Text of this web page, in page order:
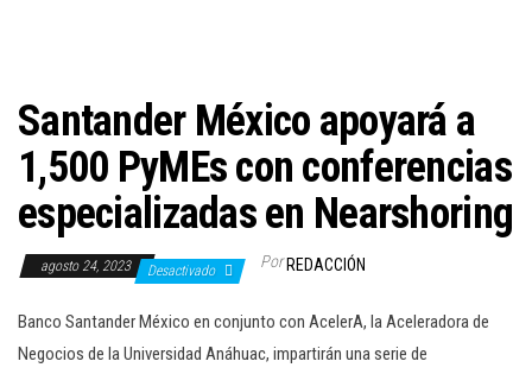
Santander México apoyará a
1,500 PyMEs con conferencias
especializadas en Nearshoring
agosto 24, 2023 Desactivado Por REDACCIÓN
Banco Santander México en conjunto con AcelerA, la Aceleradora de
Negocios de la Universidad Anáhuac, impartirán una serie de